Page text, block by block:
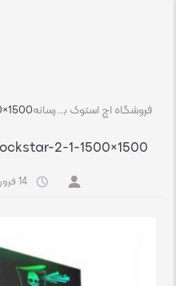
فروشگاه اچ استوک بازار انلاین تجهیزات کامپیوتر استوکرسانه
2-1-1500×1500
14 فروردین 1402